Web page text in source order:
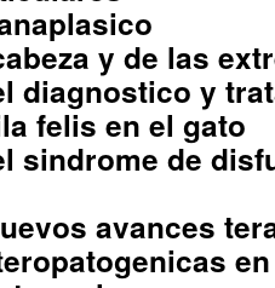
y de las
diagnostico y
felis en el gato
sindrome de
avances